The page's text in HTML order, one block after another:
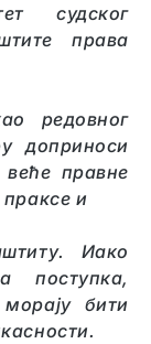
судског
права
редовног
доприноси
правне
и
Иако
поступка,
бити